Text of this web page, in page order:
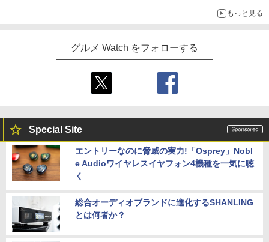
もっと見る
グルメ Watch をフォローする
Special Site
エントリーなのに脅威の実力!「Osprey」Nobl
e Audioワイヤレスイヤフォン4機種を一気に聴
く
総合オーディオブランドに進化するSHANLING
とは何者か？